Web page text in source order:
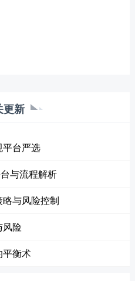
更新
台严选
与流程解析
与风险控制
风险
平衡术